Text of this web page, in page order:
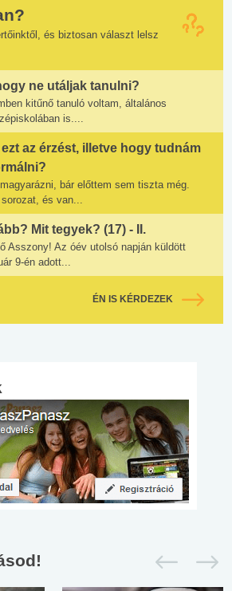
és biztosan választ lelsz
ne utáljak tanulni?
kitűnő tanuló voltam, általános
is....
az érzést, illetve hogy tudnám
bár előttem sem tiszta még.
és van...
Mit tegyek? (17) - II.
Asszony! Az óév utolsó napján küldött
9-én adott...
ÉN IS KÉRDEZEK